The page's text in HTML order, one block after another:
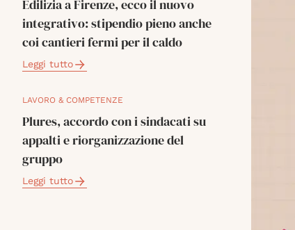
Edilizia a Firenze, ecco il nuovo
integrativo: stipendio pieno anche
coi cantieri fermi per il caldo
Leggi tutto
LAVORO & COMPETENZE
Plures, accordo con i sindacati su
appalti e riorganizzazione del
gruppo
Leggi tutto